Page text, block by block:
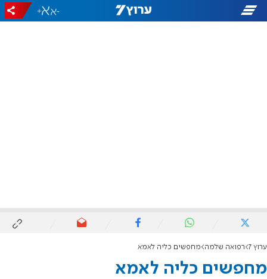
-
+
ערוץ 7 רפואה שלמה מחפשים כליה לאמא
מחפשים כליה לאמא